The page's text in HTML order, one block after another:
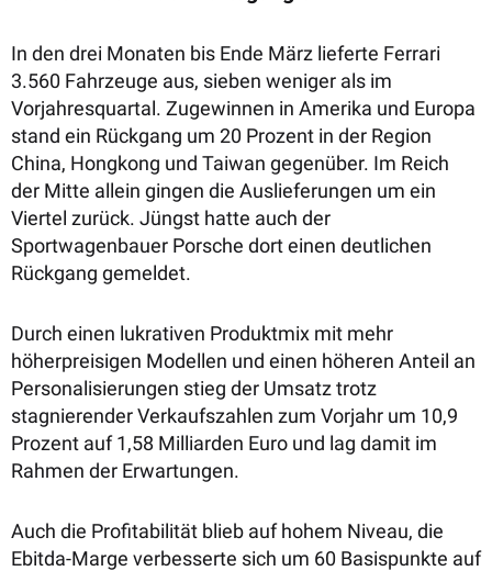
In den drei Monaten bis Ende März lieferte Ferrari
3.560 Fahrzeuge aus, sieben weniger als im
Vorjahresquartal. Zugewinnen in Amerika und Europa
stand ein Rückgang um 20 Prozent in der Region
China, Hongkong und Taiwan gegenüber. Im Reich
der Mitte allein gingen die Auslieferungen um ein
Viertel zurück. Jüngst hatte auch der
Sportwagenbauer Porsche dort einen deutlichen
Rückgang gemeldet.
Durch einen lukrativen Produktmix mit mehr
höherpreisigen Modellen und einen höheren Anteil an
Personalisierungen stieg der Umsatz trotz
stagnierender Verkaufszahlen zum Vorjahr um 10,9
Prozent auf 1,58 Milliarden Euro und lag damit im
Rahmen der Erwartungen.
Auch die Profitabilität blieb auf hohem Niveau, die
Ebitda-Marge verbesserte sich um 60 Basispunkte auf